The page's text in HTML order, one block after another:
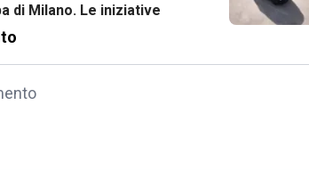
di Milano. Le iniziative